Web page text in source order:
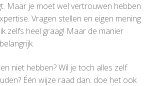
Maar je moet wel vertrouwen hebben
Vragen stellen en eigen mening
zelfs heel graag! Maar de manier
niet hebben? Wil je toch alles zelf
Één wijze raad dan: doe het ook